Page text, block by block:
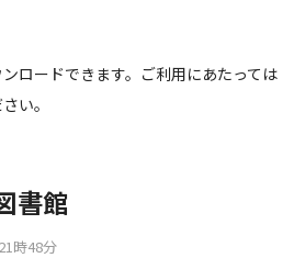
ロードできます。ご利用にあたっては
い。
書館
時48分